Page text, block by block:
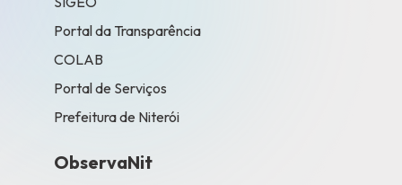
Portal da Transparência
COLAB
Portal de Serviços
Prefeitura de Niterói
ObservaNit